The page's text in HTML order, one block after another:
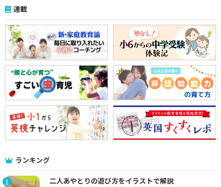
連載
ランキング
1 二人あやとりの遊び方をイラストで解説